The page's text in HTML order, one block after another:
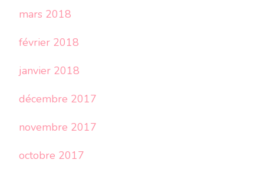
mars 2018
février 2018
janvier 2018
décembre 2017
novembre 2017
octobre 2017